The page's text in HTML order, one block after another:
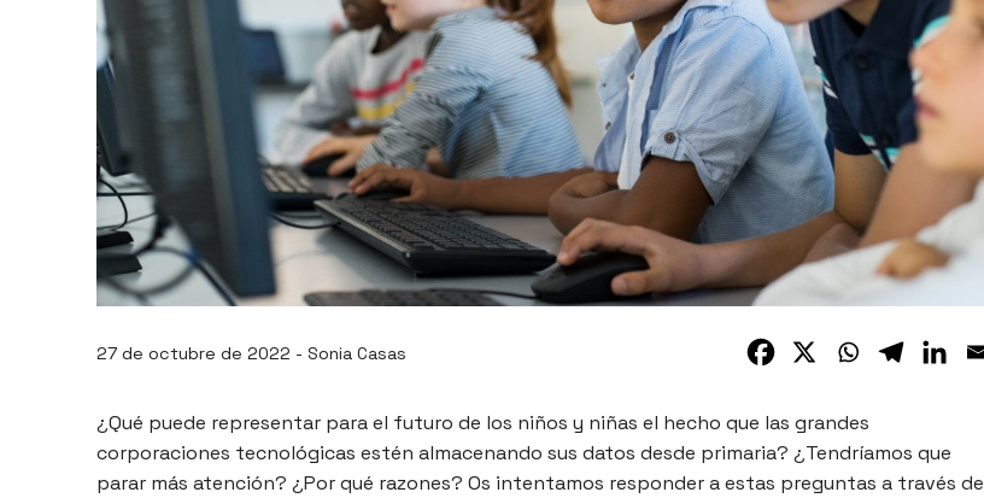
27 de octubre de 2022 - Sonia Casas
¿Qué puede representar para el futuro de los niños y niñas el hecho que las grandes
corporaciones tecnológicas estén almacenando sus datos desde primaria? ¿Tendríamos que
parar más atención? ¿Por qué razones? Os intentamos responder a estas preguntas a través de